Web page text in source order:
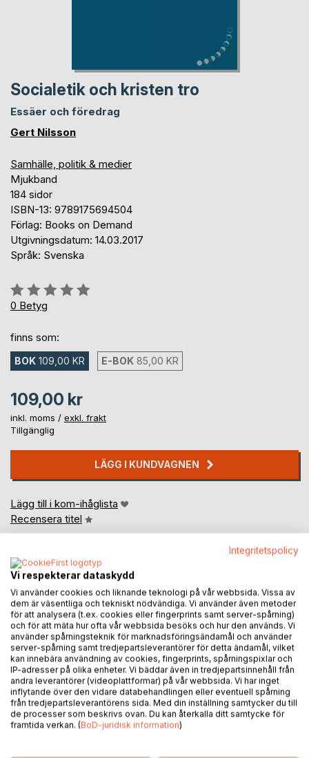
Socialetik och kristen tro
Essäer och föredrag
Gert Nilsson
Samhälle, politik & medier
Mjukband
184 sidor
ISBN-13: 9789175694504
Förlag: Books on Demand
Utgivningsdatum: 14.03.2017
Språk: Svenska
Betyg::
0%
0 Betyg
finns som:
BOK 109,00 KR E-BOK 85,00 KR
109,00 kr
inkl. moms / exkl. frakt
Tillgänglig
LÄGG I KUNDVAGNEN
Lägg till i kom-ihåglista
Recensera titel
BESKRIVNING
Boken tar upp aktuella socialetiska problem i deras relation
till kristen tro. Författaren förespråkar en humant grundad
etik men menar att Bibeln och den kristna tron har
värdefulla impulser att ge när det gäller etiken kring olika
samhällsfrågor.
Integritetspolicy
Vi respekterar dataskydd
Vi använder cookies och liknande teknologi på vår webbsida. Vissa av
dem är väsentliga och tekniskt nödvändiga. Vi använder även metoder
för att analysera (t.ex. cookies eller fingerprints samt server-spårning)
och för att mäta hur ofta vår webbsida besöks och hur den används. Vi
använder spårningsteknik för marknadsföringsändamål och använder
server-spårning samt tredjepartsleverantörer för detta ändamål, vilket
kan innebära användning av cookies, fingerprints, spårningspixlar och
IP-adresser på olika enheter. Vi bäddar även in tredjepartsinnehåll från
andra leverantörer (videoplattformar) på vår webbsida. Vi har inget
inflytande över den vidare databehandlingen eller eventuell spårning
från tredjepartsleverantörens sida. Med din inställning samtycker du till
de processer som beskrivs ovan. Du kan återkalla ditt samtycke för
framtida verkan. (BoD-juridisk information)